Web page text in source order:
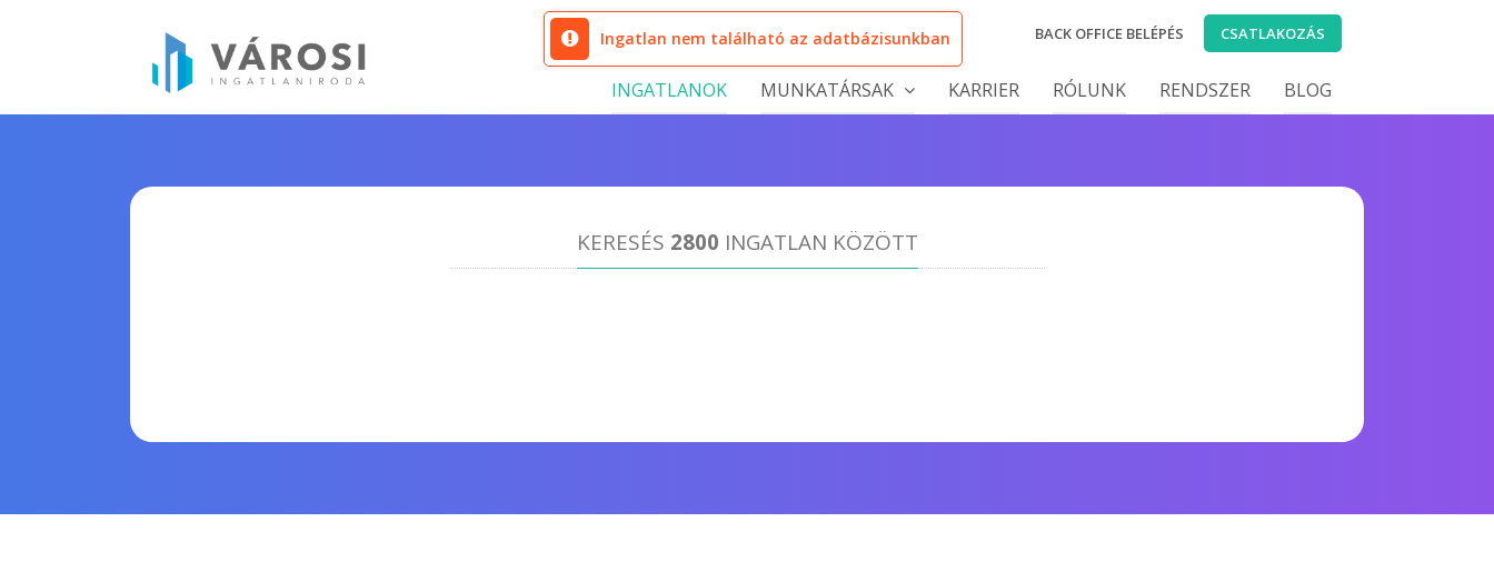
Ingatlan nem található az adatbázisunkban BACK OFFICE BELÉPÉS CSATLAKOZÁS
INGATLANOK MUNKATÁRSAK KARRIER RÓLUNK RENDSZER BLOG
KERESÉS 2800 INGATLAN KÖZÖTT